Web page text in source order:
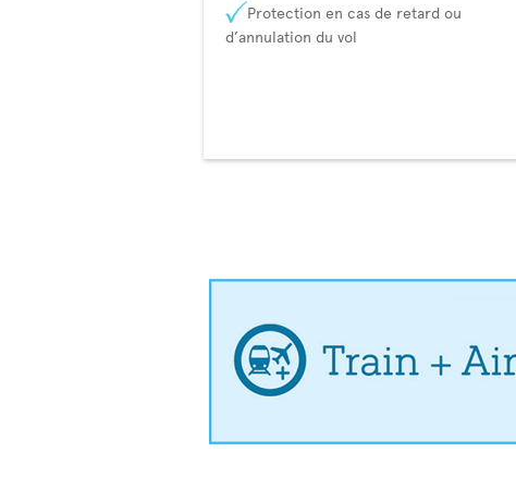
Protection en cas de retard ou
d’annulation du vol